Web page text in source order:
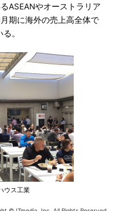
ASEANやオーストラリア
期に海外の売上高全体で
。
ウス工業